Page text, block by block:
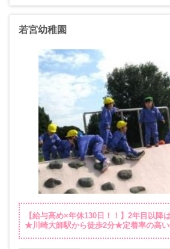
若宮幼稚園
【給与高め×年休130日！！】2年目以降
★川崎大師駅から徒歩2分★定着率の高い